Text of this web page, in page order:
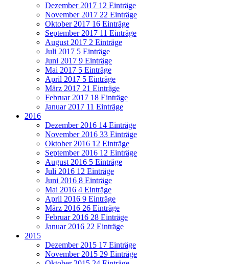
Dezember 2017 12 Einträge
November 2017 22 Einträge
Oktober 2017 16 Einträge
September 2017 11 Einträge
August 2017 2 Einträge
Juli 2017 5 Einträge
Juni 2017 9 Einträge
Mai 2017 5 Einträge
April 2017 5 Einträge
März 2017 21 Einträge
Februar 2017 18 Einträge
Januar 2017 11 Einträge
2016
Dezember 2016 14 Einträge
November 2016 33 Einträge
Oktober 2016 12 Einträge
September 2016 12 Einträge
August 2016 5 Einträge
Juli 2016 12 Einträge
Juni 2016 8 Einträge
Mai 2016 4 Einträge
April 2016 9 Einträge
März 2016 26 Einträge
Februar 2016 28 Einträge
Januar 2016 22 Einträge
2015
Dezember 2015 17 Einträge
November 2015 29 Einträge